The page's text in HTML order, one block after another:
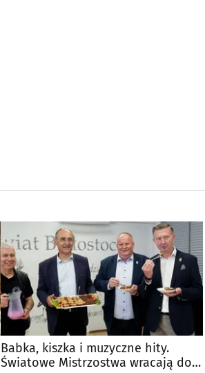
Babka, kiszka i muzyczne hity.
Światowe Mistrzostwa wracają do